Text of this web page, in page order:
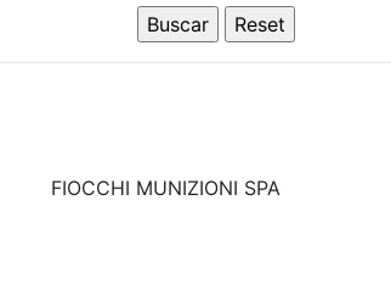
FIOCCHI MUNIZIONI SPA